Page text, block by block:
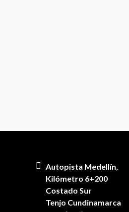
Autopista Medellín,
Kilómetro 6+200
Costado Sur
Tenjo Cundinamarca